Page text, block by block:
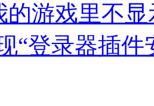
的游戏里不
“登录器插件